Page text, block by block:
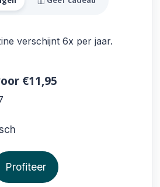
verschijnt 6x per jaar.
€11,95
Profiteer